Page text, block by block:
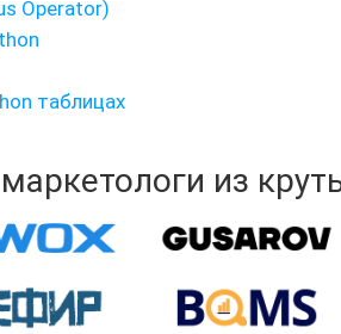
Operator)
таблицах
из